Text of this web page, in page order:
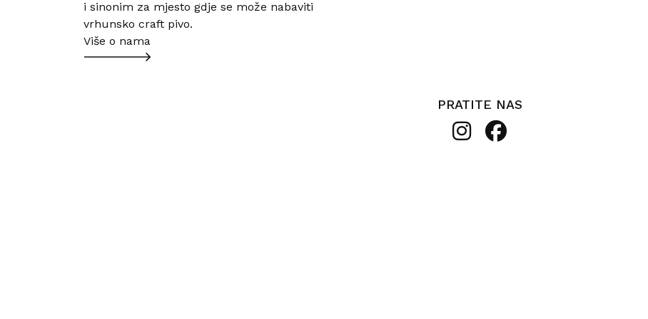
i sinonim za mjesto gdje se može nabaviti
vrhunsko craft pivo.
Više o nama
PRATITE NAS